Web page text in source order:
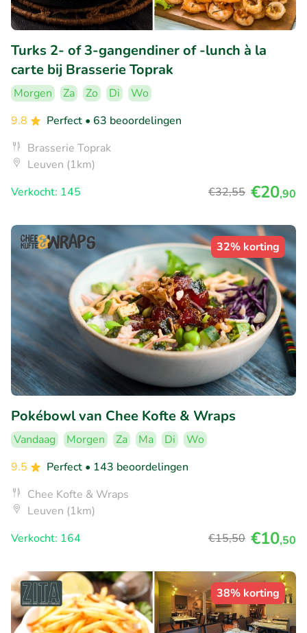
Turks 2- of 3-gangendiner of -lunch à la
carte bij Brasserie Toprak
Morgen Za Zo Di
Wo
9.8
Perfect • 63 beoordelingen
Brasserie Toprak
Leuven (1km)
Verkocht: 145
€32,55 €20,90
32% korting
Pokébowl van Chee Kofte & Wraps
Vandaag Morgen Za Ma Di
Wo
9.5
Perfect • 143 beoordelingen
Chee Kofte & Wraps
Leuven (1km)
Verkocht: 164
€15,50 €10,50
38% korting